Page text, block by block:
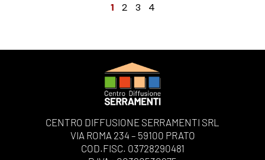
1 2 3 4
CENTRO DIFFUSIONE SERRAMENTI SRL
VIA ROMA 234 – 59100 PRATO
COD.FISC. 03728290481